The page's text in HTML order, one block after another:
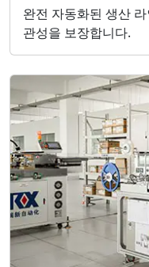
완전 자동화된 생산
관성을 보장합니다.